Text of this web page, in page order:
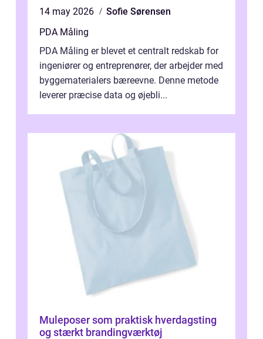
14 may 2026
Sofie Sørensen
PDA Måling
PDA Måling er blevet et centralt redskab for
ingeniører og entreprenører, der arbejder med
byggematerialers bæreevne. Denne metode
leverer præcise data og øjebli...
Muleposer som praktisk hverdagsting
og stærkt brandingværktøj